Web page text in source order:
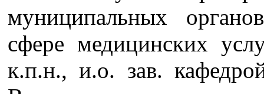
муниципальных
сфере медицинских
к.п.н., и.о. зав.